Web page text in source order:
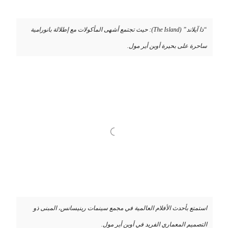
“ذا آيلاند” (The Island): حيث تجتمع أشهى المأكولات مع إطلالة بانورامية
ساحرة على بحيرة أوبن أير مول.
استمتع بأحدث الأفلام العالمية في مجمع سينمات رينيسانس، المبنى ذو
التصميم المعماري الفريد في أوبن أير مول.